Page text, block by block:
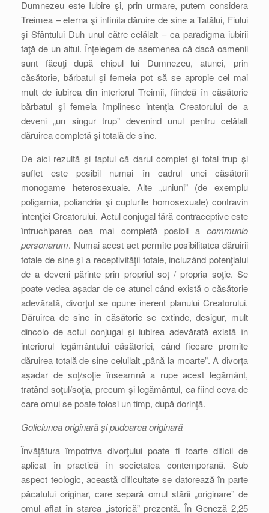
Dumnezeu este Iubire şi, prin urmare, putem considera
Treimea – eterna şi infinita dăruire de sine a Tatălui, Fiului
şi Sfântului Duh unul către celălalt – ca paradigma iubirii
faţă de un altul. Înţelegem de asemenea că dacă oamenii
sunt făcuţi după chipul lui Dumnezeu, atunci, prin
căsătorie, bărbatul şi femeia pot să se apropie cel mai
mult de iubirea din interiorul Treimii, fiindcă în căsătorie
bărbatul şi femeia împlinesc intenţia Creatorului de a
deveni „un singur trup” devenind unul pentru celălalt
dăruirea completă şi totală de sine.
De aici rezultă şi faptul că darul complet şi total trup şi
suflet este posibil numai în cadrul unei căsătorii
monogame heterosexuale. Alte „uniuni” (de exemplu
poligamia, poliandria şi cuplurile homosexuale) contravin
intenţiei Creatorului. Actul conjugal fără contraceptive este
întruchiparea cea mai completă posibil a communio
personarum. Numai acest act permite posibilitatea dăruirii
totale de sine şi a receptivităţii totale, incluzând potenţialul
de a deveni părinte prin propriul soţ / propria soţie. Se
poate vedea aşadar de ce atunci când există o căsătorie
adevărată, divorţul se opune inerent planului Creatorului.
Dăruirea de sine în căsătorie se extinde, desigur, mult
dincolo de actul conjugal şi iubirea adevărată există în
interiorul legământului căsătoriei, când fiecare promite
dăruirea totală de sine celuilalt „până la moarte”. A divorţa
aşadar de soţ/soţie înseamnă a rupe acest legământ,
tratând soţul/soţia, precum şi legământul, ca fiind ceva de
care omul se poate folosi un timp, după dorinţă.
Goliciunea originară şi pudoarea originară
Învăţătura împotriva divorţului poate fi foarte dificil de
aplicat în practică în societatea contemporană. Sub
aspect teologic, această dificultate se datorează în parte
păcatului originar, care separă omul stării „originare” de
omul aflat în starea „istorică” prezentă. În Geneză 2,25